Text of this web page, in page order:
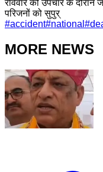
रविवार को उपचार के दौरान
परिजनों को सुपुर्
#accident#national #
MORE NEWS